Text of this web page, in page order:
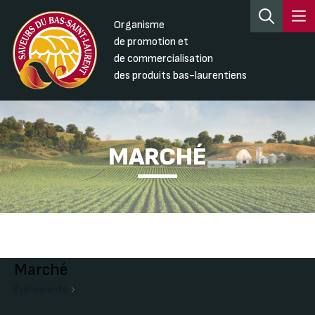
Organisme
de promotion et
de commercialisation
des produits bas-laurentiens
MARCHÉ
Marché